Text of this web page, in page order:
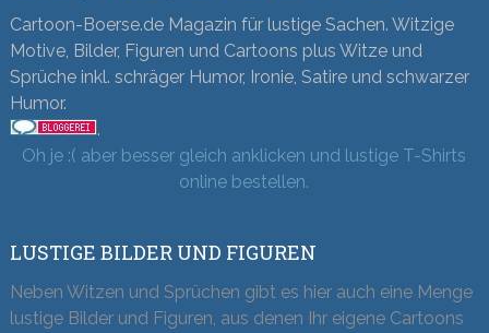
Cartoon-Boerse.de Magazin für lustige Sachen. Witzige
Motive, Bilder, Figuren und Cartoons plus Witze und
Sprüche inkl. schräger Humor, Ironie, Satire und schwarzer
Humor.
.
Oh je :( aber besser gleich anklicken und lustige T-Shirts
online bestellen.
LUSTIGE BILDER UND FIGUREN
Neben Witzen und Sprüchen gibt es hier auch eine Menge
lustige Bilder und Figuren, aus denen Ihr eigene Cartoons